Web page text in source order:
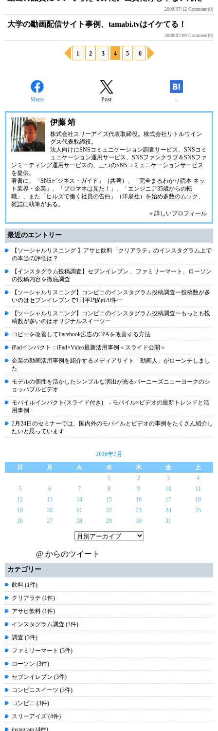
2008/07/12 Comment(0)
大学の動画配信サイト事例、tamabi.tvはイケてる！
2008/07/09 Comment(0)
1 2 3 4 5 6
Share Post -
伊藤 靖
株式会社スリーアイズ代表取締役。株式会社リトルウイン
グス代表取締役。
法人向けにSNSコミュニケーション調査サービス、SNSコミ
ュニケーション運用サービス、SNSファンクラブ＆SNSファ
ンミーティング運用サービスの、三つのSNSコミュニケーションサービス
を提供。
著書に、「SNSビジネス・ガイド」（共著）、「完全まるわかり読本 ネッ
ト業界・企業」、「プロマネは見た！」、「エンジニア35歳からの転
職」、また「ヒルズで働く社員の告白」（洋泉社）を始め多数のムック、
雑誌に執筆がある。
» 詳しいプロフィール
最近のエントリー
【ソーシャルリスニング 】アサヒ飲料「クリアラテ」のインスタグラム上で
の本当の評価は？
【インスタグラム投稿調査】セブンイレブン 、ファミリーマート、ローソン
の投稿内容を徹底調査
【ソーシャルリスニング】コンビニのインスタグラム投稿調査ー投稿数が多
いのはセブンイレブンで1日平均約670件ー
【ソーシャルリスニング】コンビニのインスタグラム投稿調査ーもっとも投
稿数が多いのはオリジナルスイーツー
コピーを改善してFacebook広告のCPAを改善する方法
iPadインパクト：iPad×Video最新活用事例＜スライド公開＞
企業の動画活用事例を紹介するメディアサイト「動画人」がローンチしまし
た
モデルの個性を活かしたシンプルな演出が光るバーニーズニューヨークのシ
ョッパブルビデオ
モバイルインパクト(スライド付き) - モバイル×ビデオの最新トレンドと活
用事例 -
2月24日のセミナーでは、国内外のモバイルとビデオの事例をたくさん紹介し
たいと思っています
2026年7月
日
月 火 水 木 金
土
1
2 3
4
5
6 7 8 9 10
11
12
13 14 15 16 17
18
19
20 21 22 23 24
25
26
27 28 29 30 31
@ からのツイート
カテゴリー
飲料 (1件)
クリアラテ (1件)
アサヒ飲料 (1件)
インスタグラム調査 (3件)
調査 (3件)
ファミリーマート (3件)
ローソン (3件)
セブンイレブン (3件)
コンビニスイーツ (3件)
コンビニ (3件)
スリーアイズ (4件)
instagram (4件)